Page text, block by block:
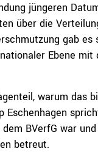
jüngeren
über die
gab
Ebene
warum das
Eschenhagen
BVerfG war
betreut.